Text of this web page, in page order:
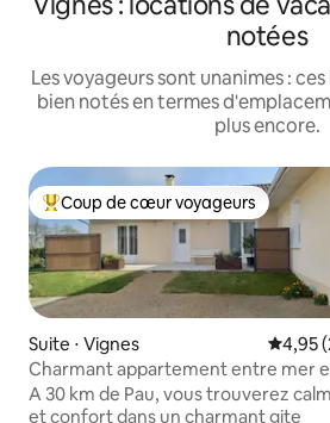
notées
Les voyageurs sont unanimes :
bien notés en termes
plus encore.
Coups de cœur voyageurs les plus
Coup de cœur voyageurs
Suite ⋅ Vignes
4,95
Charmant appartement entre mer
montagne
A 30 km de Pau, vous trouverez
et confort dans un charmant gite